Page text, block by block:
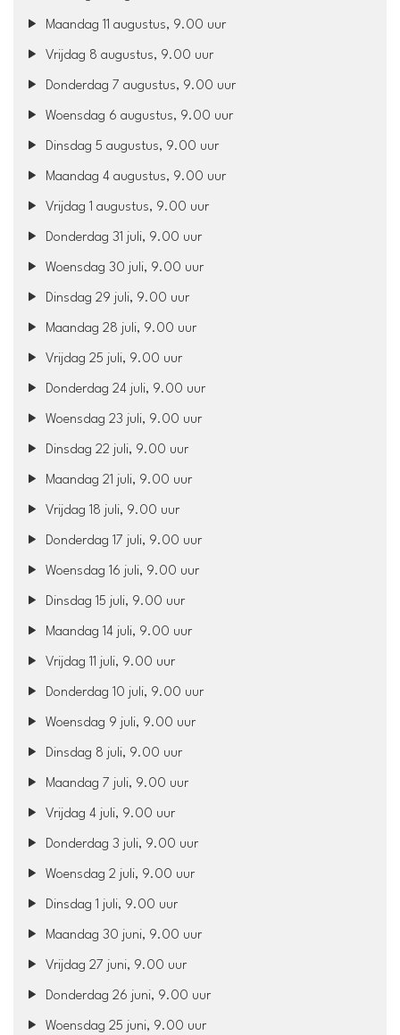
Maandag 11 augustus, 9.00 uur
Vrijdag 8 augustus, 9.00 uur
Donderdag 7 augustus, 9.00 uur
Woensdag 6 augustus, 9.00 uur
Dinsdag 5 augustus, 9.00 uur
Maandag 4 augustus, 9.00 uur
Vrijdag 1 augustus, 9.00 uur
Donderdag 31 juli, 9.00 uur
Woensdag 30 juli, 9.00 uur
Dinsdag 29 juli, 9.00 uur
Maandag 28 juli, 9.00 uur
Vrijdag 25 juli, 9.00 uur
Donderdag 24 juli, 9.00 uur
Woensdag 23 juli, 9.00 uur
Dinsdag 22 juli, 9.00 uur
Maandag 21 juli, 9.00 uur
Vrijdag 18 juli, 9.00 uur
Donderdag 17 juli, 9.00 uur
Woensdag 16 juli, 9.00 uur
Dinsdag 15 juli, 9.00 uur
Maandag 14 juli, 9.00 uur
Vrijdag 11 juli, 9.00 uur
Donderdag 10 juli, 9.00 uur
Woensdag 9 juli, 9.00 uur
Dinsdag 8 juli, 9.00 uur
Maandag 7 juli, 9.00 uur
Vrijdag 4 juli, 9.00 uur
Donderdag 3 juli, 9.00 uur
Woensdag 2 juli, 9.00 uur
Dinsdag 1 juli, 9.00 uur
Maandag 30 juni, 9.00 uur
Vrijdag 27 juni, 9.00 uur
Donderdag 26 juni, 9.00 uur
Woensdag 25 juni, 9.00 uur